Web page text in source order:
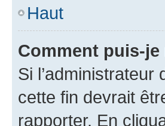
Haut
Comment puis-
Si
cette fin devrait
rapporter. En